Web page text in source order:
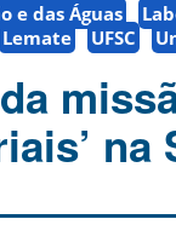
e das Águas
Lemate UFSC
na